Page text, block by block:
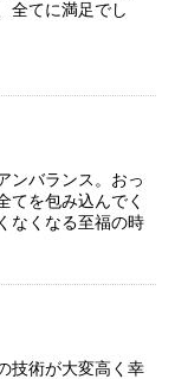
全てに満足でし
ンバランス。おっ
てを包み込んでく
なくなる至福の時
技術が大変高く幸